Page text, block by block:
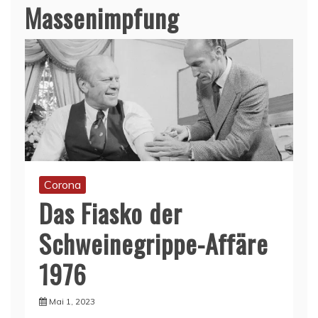
Massenimpfung
Corona
Das Fiasko der
Schweinegrippe-Affäre
1976
Mai 1, 2023